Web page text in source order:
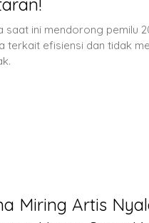
ini mendorong pemilu
terkait efisiensi dan tidak
Miring Artis